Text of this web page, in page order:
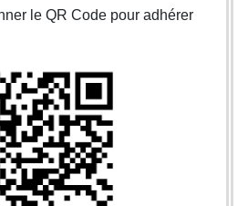
le QR Code pour adhérer